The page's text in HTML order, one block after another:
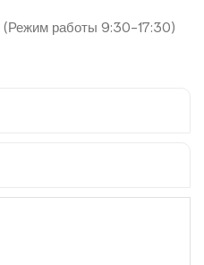
(Режим работы 9:30-17:30)